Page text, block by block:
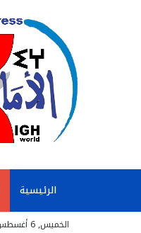
الرئيسية
الخميس, 6 أغسطس 2026